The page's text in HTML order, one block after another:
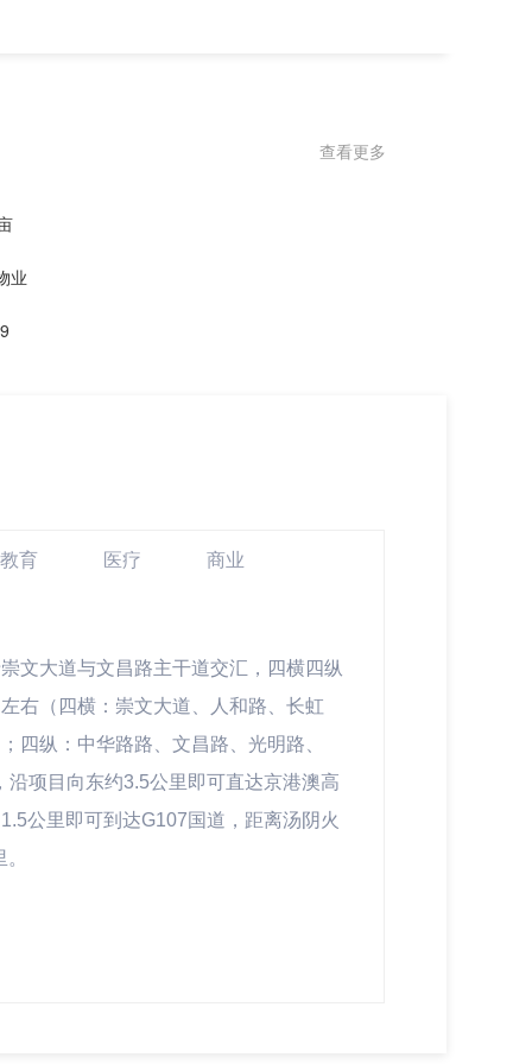
查看更多
业
教育 医疗 商业
文大道与文昌路主干道交汇，四横四纵
右（四横：崇文大道、人和路、长虹
四纵：中华路路、文昌路、光明路、
沿项目向东约3.5公里即可直达京港澳高
公里即可到达G107国道，距离汤阴火